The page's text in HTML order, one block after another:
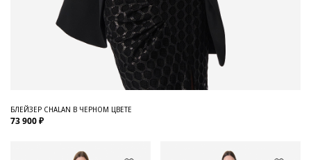
БЛЕЙЗЕР CHALAN В ЧЕРНОМ ЦВЕТЕ
73 900 ₽